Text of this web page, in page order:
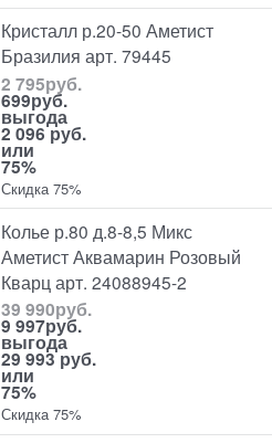
Кристалл р.20-50 Аметист
Бразилия арт. 79445
2 795руб.
699руб.
выгода
2 096 руб.
или
75%
Скидка 75%
Колье р.80 д.8-8,5 Микс
Аметист Аквамарин Розовый
Кварц арт. 24088945-2
39 990руб.
9 997руб.
выгода
29 993 руб.
или
75%
Скидка 75%